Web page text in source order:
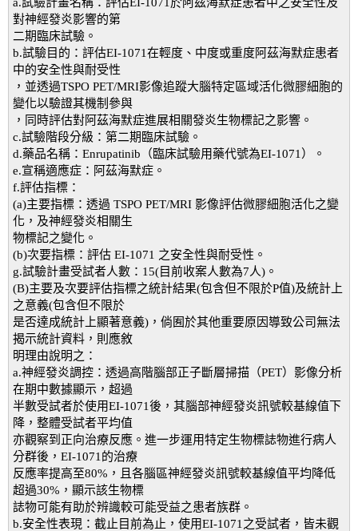
對神經發炎影響的第
二期臨床試驗。
b.試驗目的：評估EI-1071在輕度、中度或重度阿茲海默症患者
中的安全性與耐受性
，並透過TSPO PET/MRI影像追蹤大腦特定區域活化微膠細胞的
變化以驗證其機制參與
，同時評估對阿茲海默症進展相關發炎生物標記之影響。
c.試驗階段分級：第二期臨床試驗。
d.藥品名稱：Enrupatinib（臨床試驗用藥代號為EI-1071）。
e.宣稱適應症：阿茲海默症。
f.評估指標：
(a)主要指標：透過 TSPO PET/MRI 影像評估微膠細胞活化之變
化，及神經發炎相關生
物標記之變化。
(b)次要指標：評估 EI-1071 之安全性與耐受性。
g.試驗計畫受試者人數：15(目前收案人數為7人)。
(B)主要及次要評估指標之統計結果(包含但不限於P值)及統計上
之意義(包含但不限於
是否達成統計上顯著意義)，倘囿於其他重要原因導致公司無法
揭示統計資料，則應敘
明理由說明之：
a.神經發炎調控：透過高階腦部正子斷層掃描（PET）影像分析
在期中數據顯示，超過
半數受試者於使用EI-1071後，其腦部神經發炎訊號較基線值下
降，整體受試者平均值
亦觀察到正向治療反應。進一步運用特定生物標誌物進行病人
分群後，EI-1071的治療
反應率提高至80%，且各腦區神經發炎訊號較基線值平均降低
超過30%，顯示該生物標
誌物可能有助於辨識較可能受益之患者族群。
b.安全性表現：截止目前為止，使用EI-1071之受試者，皆未觀